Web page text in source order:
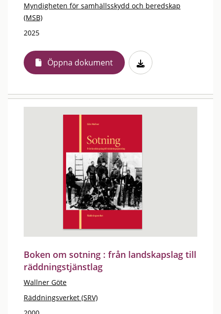
Myndigheten för samhällsskydd och beredskap
(MSB)
2025
Öppna dokument
Boken om sotning : från landskapslag till
räddningstjänstlag
Wallner Göte
Räddningsverket (SRV)